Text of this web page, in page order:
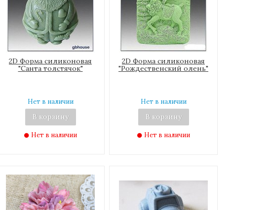
2D Форма силиконовая
"Санта толстячок"
Нет в наличии
В корзину
Нет в наличии
2D Форма силиконовая
"Рождественский олень"
Нет в наличии
В корзину
Нет в наличии